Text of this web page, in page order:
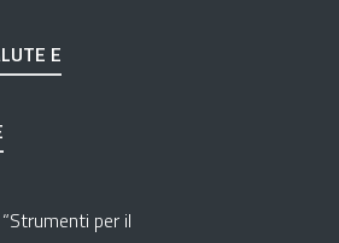
E
per il